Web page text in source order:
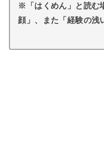
※「はくめん」と読む
顔」、また「経験の浅